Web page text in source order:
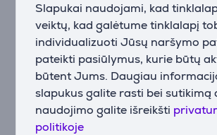
Slapukai naudojami, kad
veiktų, kad galėtume tinklalapį
individualizuoti Jūsų naršymo
pateikti pasiūlymus, kurie būtų
būtent Jums. Daugiau
slapukus galite rasti bei sutikimą
naudojimo galite išreikšti
politikoje
Hedgehog Hanger yra kompaktiškas ir
transportuojamas – puikiai tinka
Skandinaviškas, elegantiškas dizainas.
įvertintas prestižiniu Red Dot
produkto dizainą bei NY Product
inovatyvius sprendimus.